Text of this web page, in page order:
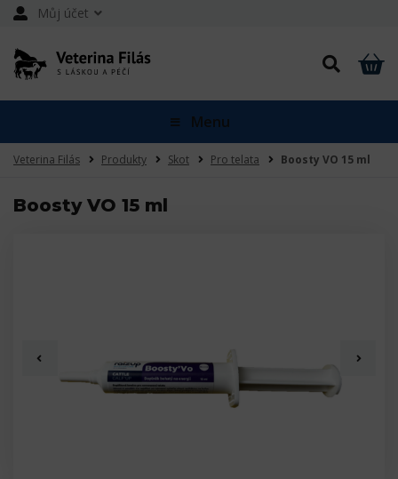
Můj účet
Menu
Veterina Filás Produkty Skot Pro telata Boosty VO 15 ml
Boosty VO 15 ml